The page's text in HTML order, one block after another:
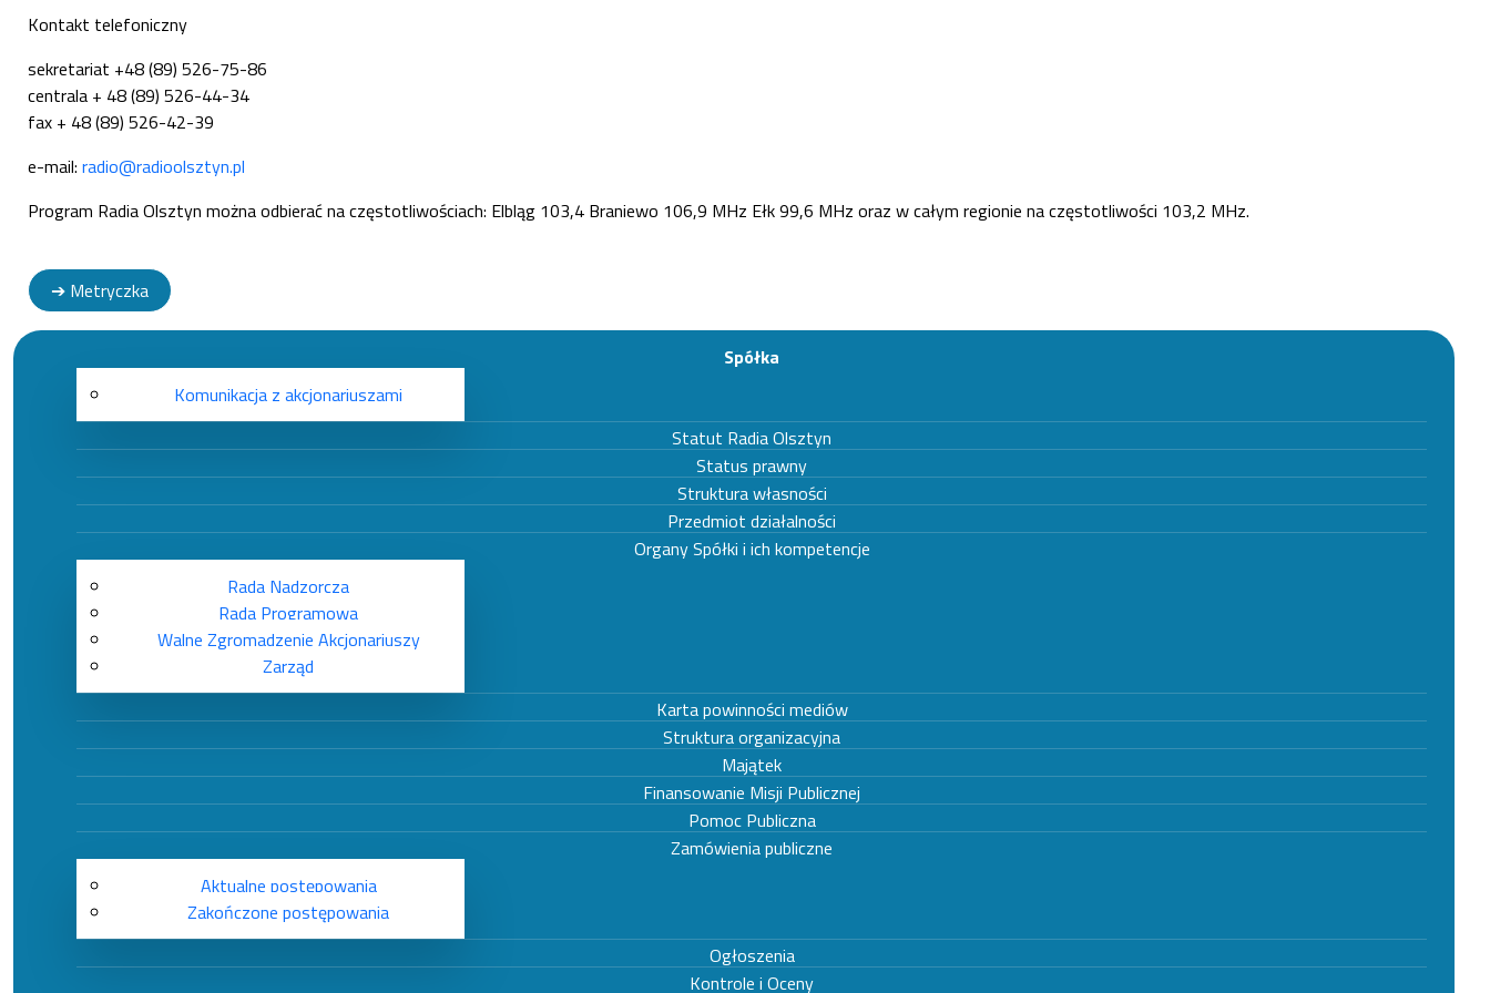
Spółka
Komunikacja z akcjonariuszami
Statut Radia Olsztyn
Status prawny
Struktura własności
Przedmiot działalności
Organy Spółki i ich kompetencje
Rada Nadzorcza
Rada Programowa
Walne Zgromadzenie Akcjonariuszy
Zarząd
Karta powinności mediów
Struktura organizacyjna
Majątek
Finansowanie Misji Publicznej
Pomoc Publiczna
Zamówienia publiczne
Aktualne postępowania
Zakończone postępowania
Ogłoszenia
Kontrole i Oceny
Kontakt telefoniczny
sekretariat +48 (89) 526-75-86
centrala + 48 (89) 526-44-34
fax + 48 (89) 526-42-39
e-mail: radio@radioolsztyn.pl
Program Radia Olsztyn można odbierać na częstotliwościach: Elbląg 103,4 Braniewo 106,9 MHz Ełk 99,6 MHz oraz w całym regionie na częstotliwości 103,2 MHz.
➔ Metryczka